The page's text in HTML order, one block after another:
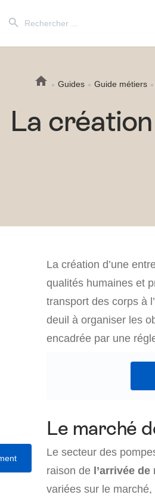
for:
Guides Guide métiers
La
La création d’une
qualités humaines et
transport des corps à
deuil à organiser les
encadrée par une
Le marché
Le secteur des
raison de l’arrivée
variées sur le